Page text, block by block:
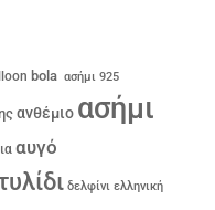
bola ασήμι 925
ανθέμιο ασήμι
αυγό
δελφίνι ελληνική